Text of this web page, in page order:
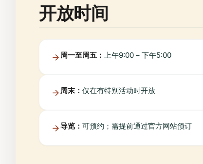
开放时间
周一至周五： 上午9:00 – 下午5:00
周末： 仅在有特别活动时开放
导览： 可预约；需提前通过官方网站预订